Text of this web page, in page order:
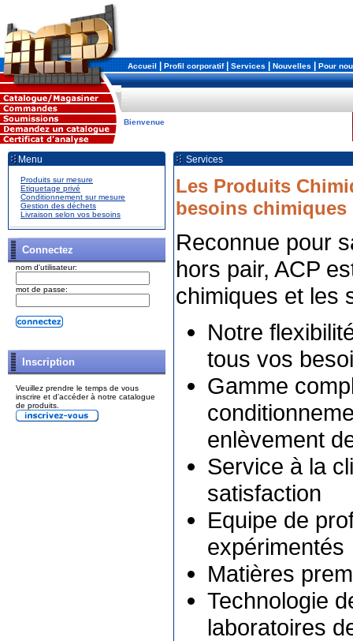
Accueil|Profil corporatif|Services|Nouvelles|Pour
Bienvenue
Menu
Produits sur mesure
Etiquetage privé
Conditionnement sur mesure
Gestion des déchets
Livraison selon vos besoins
Connectez
nom d'utilisateur:
mot de passe:
Inscription
Veuillez prendre le temps de vous
inscrire et d'accéder à notre catalogue
de produits.
Services
Les Produits
besoins chimiques
Reconnue pour
hors pair, ACP
chimiques et les
Notre
tous vos
Gamme
enlèvement
Service à la
satisfaction
Equipe de
expérimentés
Matières
Technologie
laboratoires